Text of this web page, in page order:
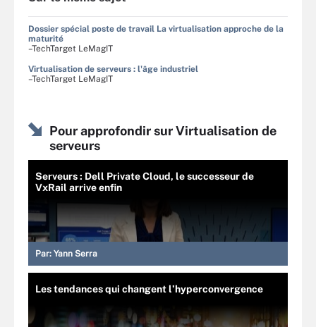
Dossier spécial poste de travail La virtualisation approche de la
maturité
–TechTarget LeMagIT
Virtualisation de serveurs : l'âge industriel
–TechTarget LeMagIT
Pour approfondir sur Virtualisation de
serveurs
Serveurs : Dell Private Cloud, le successeur de
VxRail arrive enfin
Par: Yann Serra
Les tendances qui changent l’hyperconvergence